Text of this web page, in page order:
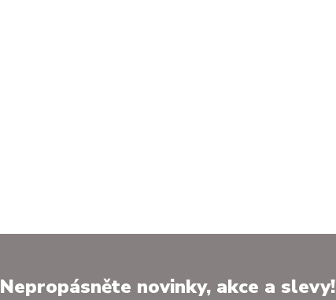
Nepropásněte novinky, akce a slevy!